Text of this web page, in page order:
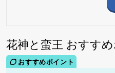
花神と蛮王 おすす